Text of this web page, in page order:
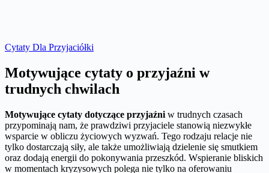
Cytaty Dla Przyjaciółki
Motywujące cytaty o przyjaźni w
trudnych chwilach
Motywujące cytaty dotyczące przyjaźni w trudnych czasach
przypominają nam, że prawdziwi przyjaciele stanowią niezwykłe
wsparcie w obliczu życiowych wyzwań. Tego rodzaju relacje nie
tylko dostarczają siły, ale także umożliwiają dzielenie się smutkiem
oraz dodają energii do pokonywania przeszkód. Wspieranie bliskich
w momentach kryzysowych polega nie tylko na oferowaniu